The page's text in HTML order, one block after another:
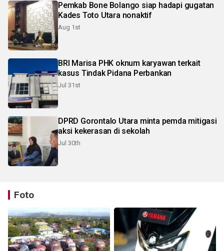
Pemkab Bone Bolango siap hadapi gugatan
Kades Toto Utara nonaktif
Aug 1st
BRI Marisa PHK oknum karyawan terkait
kasus Tindak Pidana Perbankan
Jul 31st
DPRD Gorontalo Utara minta pemda mitigasi
aksi kekerasan di sekolah
Jul 30th
Foto